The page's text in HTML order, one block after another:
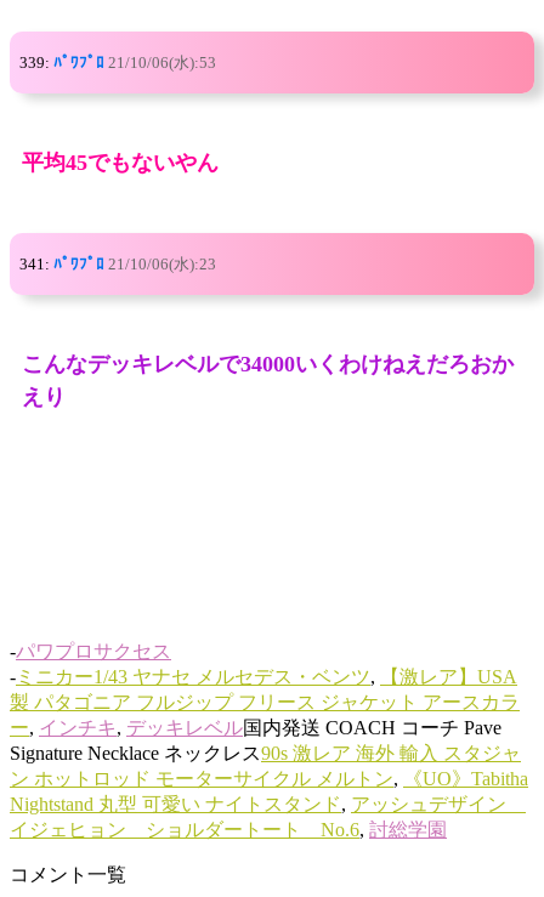
339: ﾊﾟﾜﾌﾟﾛ 21/10/06(水):53
平均45でもないやん
341: ﾊﾟﾜﾌﾟﾛ 21/10/06(水):23
こんなデッキレベルで34000いくわけねえだろおか
えり
-パワプロサクセス
- ミニカー1/43 ヤナセ メルセデス・ベンツ,
【激レア】USA
製 パタゴニア フルジップ フリース ジャケット アースカラ
ー, インチキ, デッキレベル国内発送 COACH コーチ Pave
Signature Necklace ネックレス90s 激レア 海外 輸入 スタジャ
ン ホットロッド モーターサイクル メルトン,
《UO》Tabitha
Nightstand 丸型 可愛い ナイトスタンド, アッシュデザイン
イジェヒョン ショルダートート No.6, 討総学園
コメント一覧